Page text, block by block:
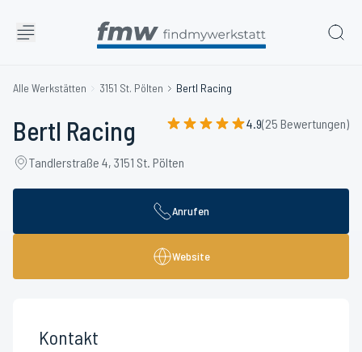
Alle Werkstätten 3151 St. Pölten Bertl Racing
Bertl Racing 4.9(25 Bewertungen)
Tandlerstraße 4, 3151 St. Pölten
Anrufen
Website
Kontakt